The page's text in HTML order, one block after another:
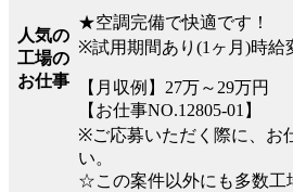
人気の
工場の
お仕事
★空調完備で快適です！
※試用期間あり(1ヶ月)時給
【月収例】27万～29万円
【お仕事NO.12805-01】
※ご応募いただく際に、お
い。
☆この案件以外にも多数工